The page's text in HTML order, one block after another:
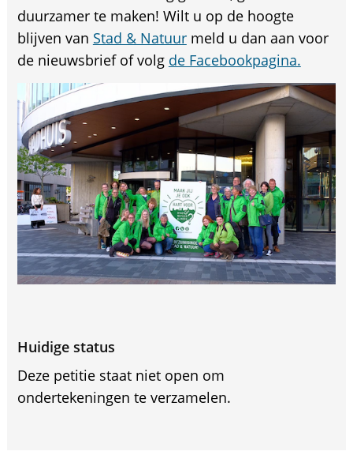
duurzamer te maken! Wilt u op de hoogte
blijven van Stad & Natuurmeld u dan aan voor
de nieuwsbrief of volg de Facebookpagina.
Huidige status
Deze petitie staat niet open om
ondertekeningen te verzamelen.